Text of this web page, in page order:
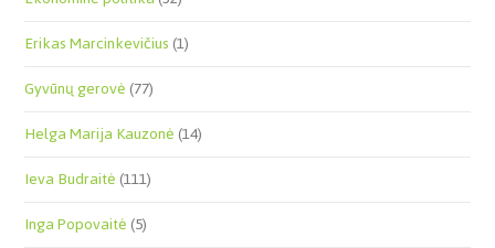
Erikas Marcinkevičius(1)
Gyvūnų gerovė(77)
Helga Marija Kauzonė(14)
Ieva Budraitė(111)
Inga Popovaitė(5)